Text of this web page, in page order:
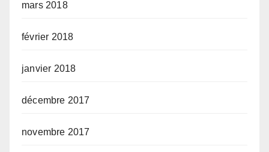
mars 2018
février 2018
janvier 2018
décembre 2017
novembre 2017